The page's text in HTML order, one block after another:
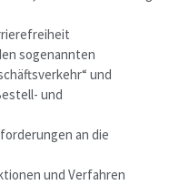
sogenannten
und
und
an die
und Verfahren